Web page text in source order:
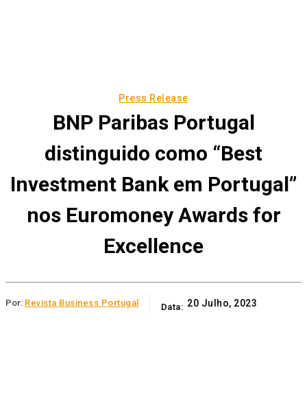
Press Release
BNP Paribas Portugal
distinguido como “Best
Investment Bank em Portugal”
nos Euromoney Awards for
Excellence
Por: Revista Business Portugal Data: 20 Julho, 2023